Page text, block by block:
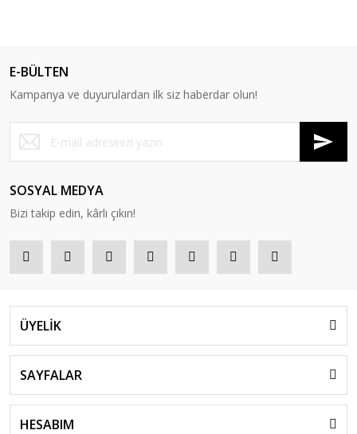
E-BÜLTEN
Kampanya ve duyurulardan ilk siz haberdar olun!
SOSYAL MEDYA
Bizi takip edin, kârlı çıkın!
ÜYELİK
SAYFALAR
HESABIM